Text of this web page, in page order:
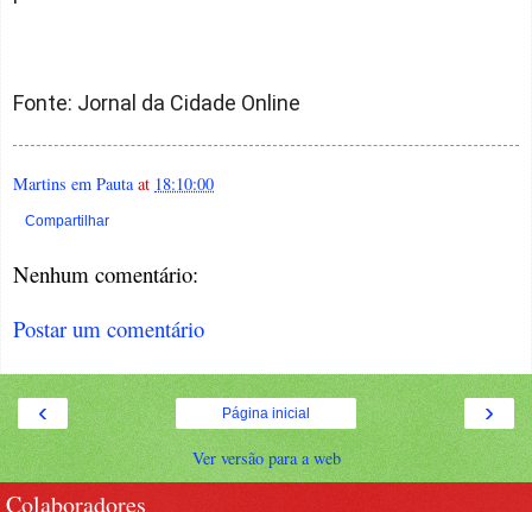
Fonte: Jornal da Cidade Online
Martins em Pauta at 18:10:00
Compartilhar
Nenhum comentário:
Postar um comentário
‹ ›
Página inicial
Ver versão para a web
Colaboradores